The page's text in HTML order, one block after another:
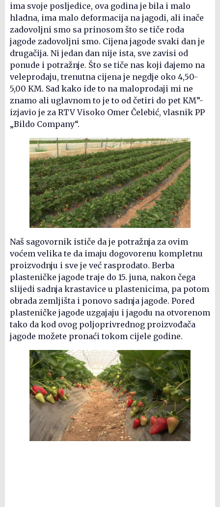
ima svoje posljedice, ova godina je bila i malo
hladna, ima malo deformacija na jagodi, ali inače
zadovoljni smo sa prinosom što se tiče roda
jagode zadovoljni smo. Cijena jagode svaki dan je
drugačija. Ni jedan dan nije ista, sve zavisi od
ponude i potražnje. Što se tiče nas koji dajemo na
veleprodaju, trenutna cijena je negdje oko 4,50-
5,00 KM. Sad kako ide to na maloprodaji mi ne
znamo ali uglavnom to je to od četiri do pet KM”-
izjavio je za RTV Visoko Omer Čelebić, vlasnik PP
„Bildo Company“.
Naš sagovornik ističe da je potražnja za ovim
voćem velika te da imaju dogovorenu kompletnu
proizvodnju i sve je već rasprodato. Berba
plasteničke jagode traje do 15. juna, nakon čega
slijedi sadnja krastavice u plastenicima, pa potom
obrada zemljišta i ponovo sadnja jagode. Pored
plasteničke jagode uzgajaju i jagodu na otvorenom
tako da kod ovog poljoprivrednog proizvođača
jagode možete pronaći tokom cijele godine.